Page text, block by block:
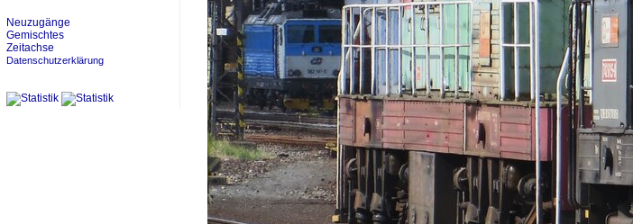
Neuzugänge
Gemischtes
Zeitachse
Datenschutzerklärung